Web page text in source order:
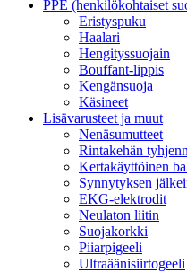
PPE (henkilökohtaiset
Eristyspuku
Haalari
Hengityssuojain
Bouffant-lippis
Kengänsuoja
Käsineet
Lisävarusteet ja muut
Nenäsumutteet
Rintakehän
Kertakäyttöinen
Synnytyksen
EKG-elektrodit
Neulaton liitin
Suojakorkki
Piiarpigeeli
Ultraäänisiirtogeeli